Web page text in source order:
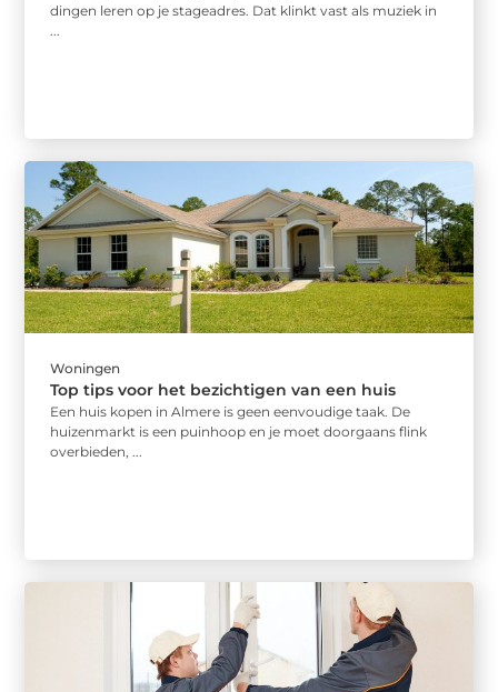
dingen leren op je stageadres. Dat klinkt vast als muziek in
Woningen
Top tips voor het bezichtigen van een huis
Een huis kopen in Almere is geen eenvoudige taak. De
huizenmarkt is een puinhoop en je moet doorgaans flink
overbieden, ...